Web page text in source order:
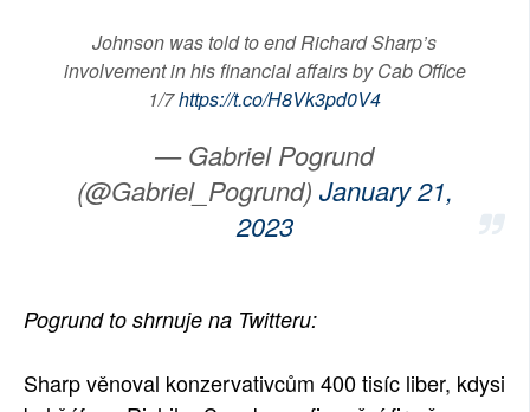
Johnson was told to end Richard Sharp’s
involvement in his financial affairs by Cab Office
1/7https://t.co/H8Vk3pd0V4
— Gabriel Pogrund
(@Gabriel_Pogrund) January 21,
2023
Pogrund to shrnuje na Twitteru:
Sharp věnoval konzervativcům 400 tisíc liber, kdysi